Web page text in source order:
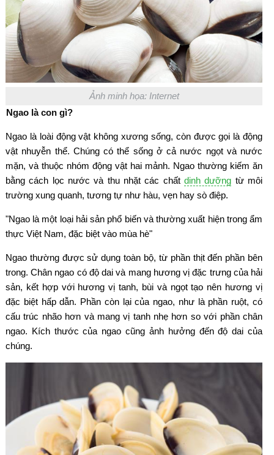
Ảnh minh họa: Internet
Ngao là con gì?
Ngao là loài động vật không xương sống, còn được gọi là động
vật nhuyễn thể. Chúng có thể sống ở cả nước ngọt và nước
mặn, và thuộc nhóm động vật hai mảnh. Ngao thường kiếm ăn
bằng cách lọc nước và thu nhặt các chất dinh dưỡng từ môi
trường xung quanh, tương tự như hàu, vẹn hay sò điệp.
"Ngao là một loại hải sản phổ biến và thường xuất hiện trong ẩm
thực Việt Nam, đặc biệt vào mùa hè"
Ngao thường được sử dụng toàn bộ, từ phần thịt đến phần bên
trong. Chân ngao có độ dai và mang hương vị đặc trưng của hải
sản, kết hợp với hương vị tanh, bùi và ngọt tạo nên hương vị
đặc biệt hấp dẫn. Phần còn lại của ngao, như là phần ruột, có
cấu trúc nhão hơn và mang vị tanh nhẹ hơn so với phần chân
ngao. Kích thước của ngao cũng ảnh hưởng đến độ dai của
chúng.